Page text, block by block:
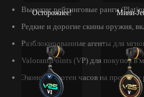
Осторожнее! Мини-
Высокие рейтинговые ранги
Редкие и дорогие скины оружия,
Разблокированные агенты для
Valorant Points (VP) для покупок в
Экономия сотен часов на прокачку